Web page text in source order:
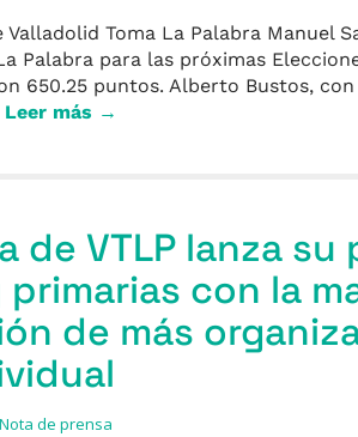
Toma La Palabra Manuel
Palabra para las próximas
650.25 puntos. Alberto Bustos,
Leer más →
de VTLP lanza
con la
de más
Nota de prensa